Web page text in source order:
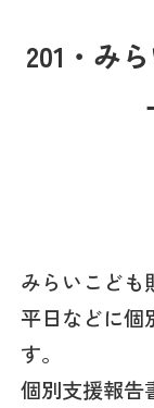
201・み
みらいこども
平日などに個
す。
個別支援報告